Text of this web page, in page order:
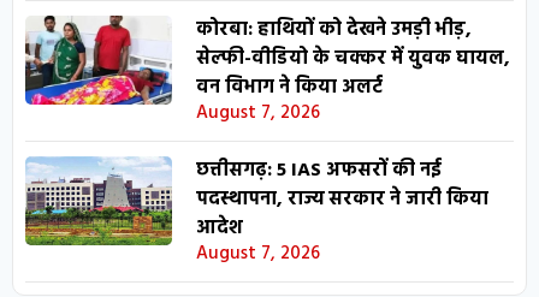
कोरबा: हाथियों को देखने उमड़ी भीड़,
सेल्फी-वीडियो के चक्कर में युवक घायल,
वन विभाग ने किया अलर्ट
August 7, 2026
छत्तीसगढ़: 5 IAS अफसरों की नई
पदस्थापना, राज्य सरकार ने जारी किया
आदेश
August 7, 2026